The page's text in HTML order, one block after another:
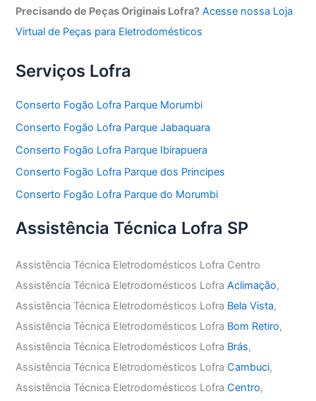
Precisando de Peças Originais Lofra? Acesse nossa Loja
Virtual de Peças para Eletrodomésticos
Serviços Lofra
Conserto Fogão Lofra Parque Morumbi
Conserto Fogão Lofra Parque Jabaquara
Conserto Fogão Lofra Parque Ibirapuera
Conserto Fogão Lofra Parque dos Principes
Conserto Fogão Lofra Parque do Morumbi
Assistência Técnica Lofra SP
Assistência Técnica Eletrodomésticos Lofra Centro
Assistência Técnica Eletrodomésticos LofraAclimação,
Assistência Técnica Eletrodomésticos Lofra Bela Vista,
Assistência Técnica Eletrodomésticos Lofra Bom Retiro,
Assistência Técnica Eletrodomésticos Lofra Brás,
Assistência Técnica Eletrodomésticos LofraCambuci,
Assistência Técnica Eletrodomésticos LofraCentro,